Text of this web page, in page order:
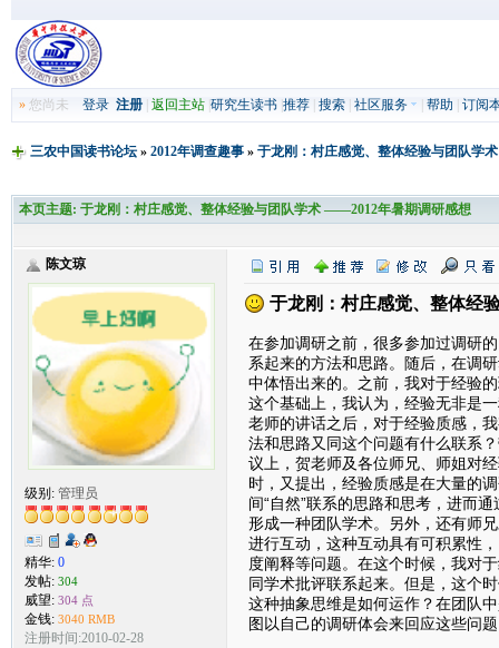
»您尚未 登录 注册| 返回主站| 研究生读书| 推荐| 搜索| 社区服务 帮助 订阅
三农中国读书论坛» 2012年调查趣事» 于龙刚：村庄感觉、整体经验与团队学
本页主题: 于龙刚：村庄感觉、整体经验与团队学术 ——2012年暑期调研感想
陈文琼
级别: 管理员
精华: 0
发帖: 304
威望: 304 点
金钱: 3040 RMB
注册时间:2010-02-28
于龙刚：村庄感觉、整体经
在参加调研之前，很多参加过调研
系起来的方法和思路。随后，在调
中体悟出来的。之前，我对于经验
这个基础上，我认为，经验无非是
老师的讲话之后，对于经验质感，
法和思路又同这个问题有什么联系
议上，贺老师及各位师兄、师姐对
时，又提出，经验质感是在大量的
间“自然”联系的思路和思考，进而
形成一种团队学术。另外，还有师
进行互动，这种互动具有可积累性
度阐释等问题。在这个时候，我对
同学术批评联系起来。但是，这个
这种抽象思维是如何运作？在团队
图以自己的调研体会来回应这些问